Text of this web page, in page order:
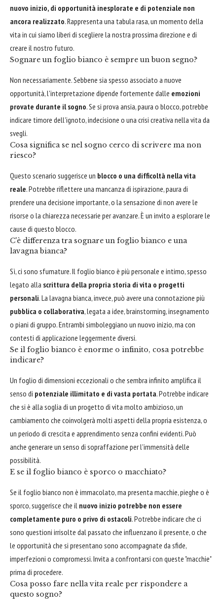
nuovo inizio, di opportunità inesplorate e di potenziale non
ancora realizzato. Rappresenta una tabula rasa, un momento della
vita in cui siamo liberi di scegliere la nostra prossima direzione e di
creare il nostro futuro.
Sognare un foglio bianco è sempre un buon segno?
Non necessariamente. Sebbene sia spesso associato a nuove
opportunità, l'interpretazione dipende fortemente dalle emozioni
provate durante il sogno. Se si prova ansia, paura o blocco, potrebbe
indicare timore dell'ignoto, indecisione o una crisi creativa nella vita da
svegli.
Cosa significa se nel sogno cerco di scrivere ma non
riesco?
Questo scenario suggerisce un blocco o una difficoltà nella vita
reale. Potrebbe riflettere una mancanza di ispirazione, paura di
prendere una decisione importante, o la sensazione di non avere le
risorse o la chiarezza necessarie per avanzare. È un invito a esplorare le
cause di questo blocco.
C'è differenza tra sognare un foglio bianco e una
lavagna bianca?
Sì, ci sono sfumature. Il foglio bianco è più personale e intimo, spesso
legato alla scrittura della propria storia di vita o progetti
personali. La lavagna bianca, invece, può avere una connotazione più
pubblica o collaborativa, legata a idee, brainstorming, insegnamento
o piani di gruppo. Entrambi simboleggiano un nuovo inizio, ma con
contesti di applicazione leggermente diversi.
Se il foglio bianco è enorme o infinito, cosa potrebbe
indicare?
Un foglio di dimensioni eccezionali o che sembra infinito amplifica il
senso di potenziale illimitato e di vasta portata. Potrebbe indicare
che si è alla soglia di un progetto di vita molto ambizioso, un
cambiamento che coinvolgerà molti aspetti della propria esistenza, o
un periodo di crescita e apprendimento senza confini evidenti. Può
anche generare un senso di sopraffazione per l'immensità delle
possibilità.
E se il foglio bianco è sporco o macchiato?
Se il foglio bianco non è immacolato, ma presenta macchie, pieghe o è
sporco, suggerisce che il nuovo inizio potrebbe non essere
completamente puro o privo di ostacoli. Potrebbe indicare che ci
sono questioni irrisolte dal passato che influenzano il presente, o che
le opportunità che si presentano sono accompagnate da sfide,
imperfezioni o compromessi. Invita a confrontarsi con queste "macchie"
prima di procedere.
Cosa posso fare nella vita reale per rispondere a
questo sogno?